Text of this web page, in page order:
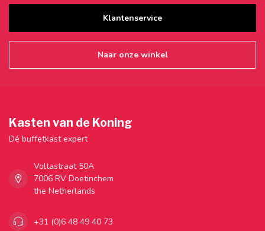
Klantenservice
Naar onze winkel
Kasten van de Koning
Dé buffetkast expert
Voltastraat 50A
7006 RV Doetinchem
the Netherlands
+31 (0)6 48 49 40 73